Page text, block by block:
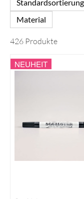
Standardsortierung
Material
426 Produkte
NEUHEIT